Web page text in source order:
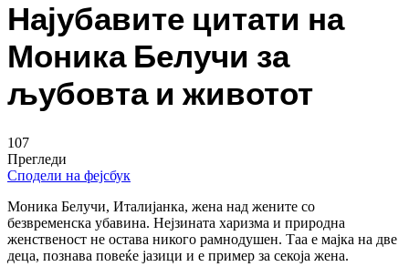
Најубавите цитати на
Моника Белучи за
љубовта и животот
107
Прегледи
Сподели на фејсбук
Mоника Белучи, Италијанка, жена над жените со
безвременска убавина. Нејзината харизма и природна
женственост не остава никого рамнодушен. Таа е мајка на две
деца, познава повеќе јазици и е пример за секоја жена.